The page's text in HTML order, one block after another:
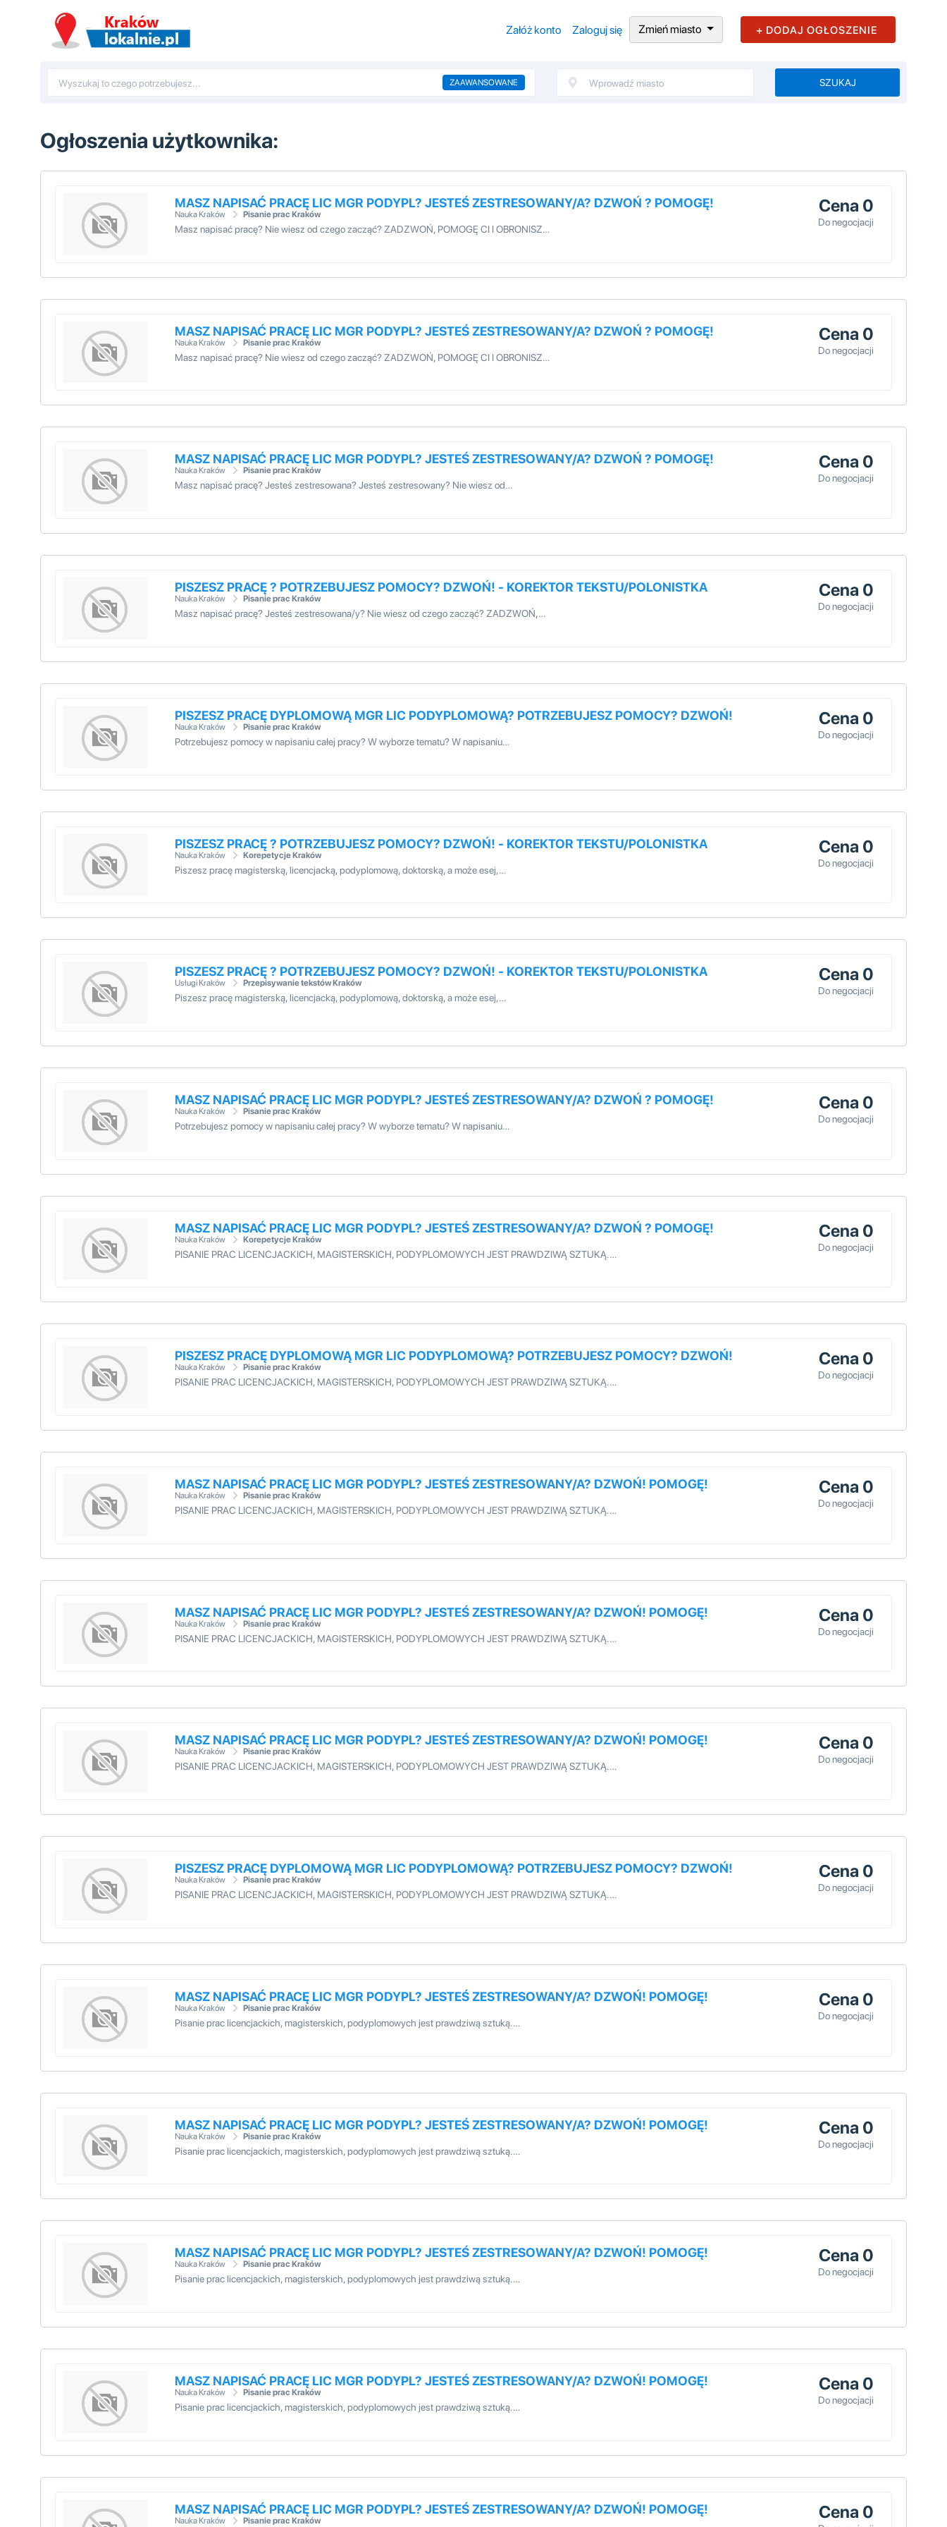
Załóż konto Zaloguj się Zmień miasto + DODAJ OGŁOSZENIE
ZAAWANSOWANE SZUKAJ
Ogłoszenia użytkownika:
MASZ NAPISAĆ PRACĘ LIC MGR PODYPL? JESTEŚ ZESTRESOWANY/A? DZWOŃ ? POMOGĘ!
Nauka Kraków Pisanie prac Kraków
Masz napisać pracę? Nie wiesz od czego zacząć? ZADZWOŃ, POMOGĘ CI I OBRONISZ…
Cena 0
Do negocjacji
MASZ NAPISAĆ PRACĘ LIC MGR PODYPL? JESTEŚ ZESTRESOWANY/A? DZWOŃ ? POMOGĘ!
Nauka Kraków Pisanie prac Kraków
Masz napisać pracę? Nie wiesz od czego zacząć? ZADZWOŃ, POMOGĘ CI I OBRONISZ…
Cena 0
Do negocjacji
MASZ NAPISAĆ PRACĘ LIC MGR PODYPL? JESTEŚ ZESTRESOWANY/A? DZWOŃ ? POMOGĘ!
Nauka Kraków Pisanie prac Kraków
Masz napisać pracę? Jesteś zestresowana? Jesteś zestresowany? Nie wiesz od…
Cena 0
Do negocjacji
PISZESZ PRACĘ ? POTRZEBUJESZ POMOCY? DZWOŃ! - KOREKTOR TEKSTU/POLONISTKA
Nauka Kraków Pisanie prac Kraków
Masz napisać pracę? Jesteś zestresowana/y? Nie wiesz od czego zacząć? ZADZWOŃ,…
Cena 0
Do negocjacji
PISZESZ PRACĘ DYPLOMOWĄ MGR LIC PODYPLOMOWĄ? POTRZEBUJESZ POMOCY? DZWOŃ!
Nauka Kraków Pisanie prac Kraków
Potrzebujesz pomocy w napisaniu całej pracy? W wyborze tematu? W napisaniu…
Cena 0
Do negocjacji
PISZESZ PRACĘ ? POTRZEBUJESZ POMOCY? DZWOŃ! - KOREKTOR TEKSTU/POLONISTKA
Nauka Kraków Korepetycje Kraków
Piszesz pracę magisterską, licencjacką, podyplomową, doktorską, a może esej,…
Cena 0
Do negocjacji
PISZESZ PRACĘ ? POTRZEBUJESZ POMOCY? DZWOŃ! - KOREKTOR TEKSTU/POLONISTKA
Usługi Kraków Przepisywanie tekstów Kraków
Piszesz pracę magisterską, licencjacką, podyplomową, doktorską, a może esej,…
Cena 0
Do negocjacji
MASZ NAPISAĆ PRACĘ LIC MGR PODYPL? JESTEŚ ZESTRESOWANY/A? DZWOŃ ? POMOGĘ!
Nauka Kraków Pisanie prac Kraków
Potrzebujesz pomocy w napisaniu całej pracy? W wyborze tematu? W napisaniu…
Cena 0
Do negocjacji
MASZ NAPISAĆ PRACĘ LIC MGR PODYPL? JESTEŚ ZESTRESOWANY/A? DZWOŃ ? POMOGĘ!
Nauka Kraków Korepetycje Kraków
PISANIE PRAC LICENCJACKICH, MAGISTERSKICH, PODYPLOMOWYCH JEST PRAWDZIWĄ SZTUKĄ.…
Cena 0
Do negocjacji
PISZESZ PRACĘ DYPLOMOWĄ MGR LIC PODYPLOMOWĄ? POTRZEBUJESZ POMOCY? DZWOŃ!
Nauka Kraków Pisanie prac Kraków
PISANIE PRAC LICENCJACKICH, MAGISTERSKICH, PODYPLOMOWYCH JEST PRAWDZIWĄ SZTUKĄ.…
Cena 0
Do negocjacji
MASZ NAPISAĆ PRACĘ LIC MGR PODYPL? JESTEŚ ZESTRESOWANY/A? DZWOŃ! POMOGĘ!
Nauka Kraków Pisanie prac Kraków
PISANIE PRAC LICENCJACKICH, MAGISTERSKICH, PODYPLOMOWYCH JEST PRAWDZIWĄ SZTUKĄ.…
Cena 0
Do negocjacji
MASZ NAPISAĆ PRACĘ LIC MGR PODYPL? JESTEŚ ZESTRESOWANY/A? DZWOŃ! POMOGĘ!
Nauka Kraków Pisanie prac Kraków
PISANIE PRAC LICENCJACKICH, MAGISTERSKICH, PODYPLOMOWYCH JEST PRAWDZIWĄ SZTUKĄ.…
Cena 0
Do negocjacji
MASZ NAPISAĆ PRACĘ LIC MGR PODYPL? JESTEŚ ZESTRESOWANY/A? DZWOŃ! POMOGĘ!
Nauka Kraków Pisanie prac Kraków
PISANIE PRAC LICENCJACKICH, MAGISTERSKICH, PODYPLOMOWYCH JEST PRAWDZIWĄ SZTUKĄ.…
Cena 0
Do negocjacji
PISZESZ PRACĘ DYPLOMOWĄ MGR LIC PODYPLOMOWĄ? POTRZEBUJESZ POMOCY? DZWOŃ!
Nauka Kraków Pisanie prac Kraków
PISANIE PRAC LICENCJACKICH, MAGISTERSKICH, PODYPLOMOWYCH JEST PRAWDZIWĄ SZTUKĄ.…
Cena 0
Do negocjacji
MASZ NAPISAĆ PRACĘ LIC MGR PODYPL? JESTEŚ ZESTRESOWANY/A? DZWOŃ! POMOGĘ!
Nauka Kraków Pisanie prac Kraków
Pisanie prac licencjackich, magisterskich, podyplomowych jest prawdziwą sztuką.…
Cena 0
Do negocjacji
MASZ NAPISAĆ PRACĘ LIC MGR PODYPL? JESTEŚ ZESTRESOWANY/A? DZWOŃ! POMOGĘ!
Nauka Kraków Pisanie prac Kraków
Pisanie prac licencjackich, magisterskich, podyplomowych jest prawdziwą sztuką.…
Cena 0
Do negocjacji
MASZ NAPISAĆ PRACĘ LIC MGR PODYPL? JESTEŚ ZESTRESOWANY/A? DZWOŃ! POMOGĘ!
Nauka Kraków Pisanie prac Kraków
Pisanie prac licencjackich, magisterskich, podyplomowych jest prawdziwą sztuką.…
Cena 0
Do negocjacji
MASZ NAPISAĆ PRACĘ LIC MGR PODYPL? JESTEŚ ZESTRESOWANY/A? DZWOŃ! POMOGĘ!
Nauka Kraków Pisanie prac Kraków
Pisanie prac licencjackich, magisterskich, podyplomowych jest prawdziwą sztuką.…
Cena 0
Do negocjacji
MASZ NAPISAĆ PRACĘ LIC MGR PODYPL? JESTEŚ ZESTRESOWANY/A? DZWOŃ! POMOGĘ!
Nauka Kraków Pisanie prac Kraków Cena 0